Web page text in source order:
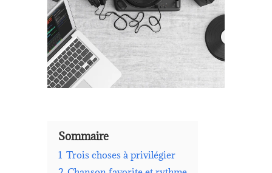
Sommaire
1 Trois choses à privilégier